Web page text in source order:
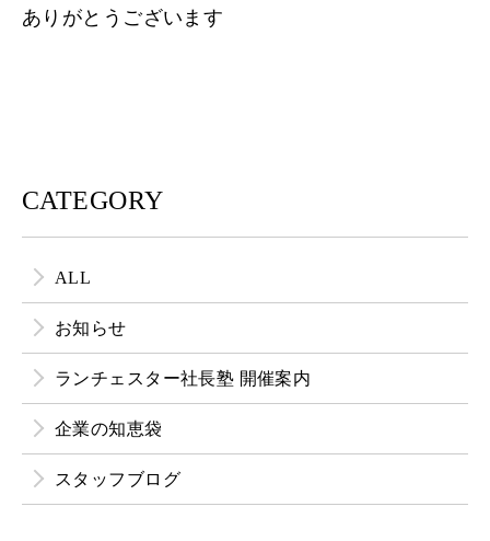
ありがとうございます
CATEGORY
ALL
お知らせ
ランチェスター社長塾 開催案内
企業の知恵袋
スタッフブログ